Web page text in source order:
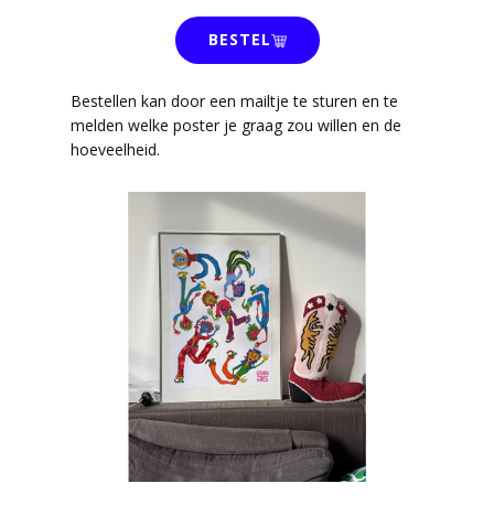
BESTEL
Bestellen kan door een mailtje te sturen en te
melden welke poster je graag zou willen en de
hoeveelheid.